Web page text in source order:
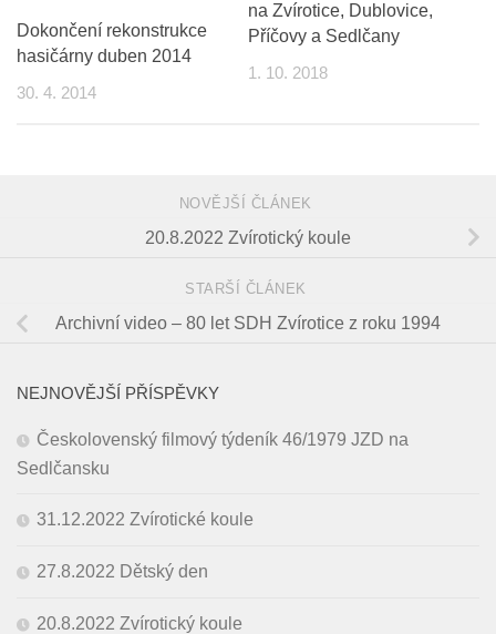
Dokončení rekonstrukce
hasičárny duben 2014
30. 4. 2014
na Zvírotice, Dublovice,
Příčovy a Sedlčany
1. 10. 2018
NOVĚJŠÍ ČLÁNEK
20.8.2022 Zvírotický koule
STARŠÍ ČLÁNEK
Archivní video – 80 let SDH Zvírotice z roku 1994
NEJNOVĚJŠÍ PŘÍSPĚVKY
Českolovenský filmový týdeník 46/1979 JZD na
Sedlčansku
31.12.2022 Zvírotické koule
27.8.2022 Dětský den
20.8.2022 Zvírotický koule